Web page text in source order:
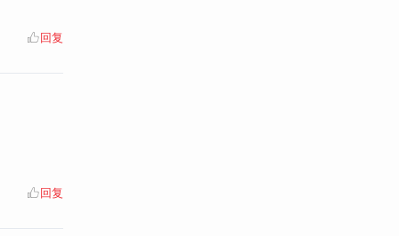
回复
回复